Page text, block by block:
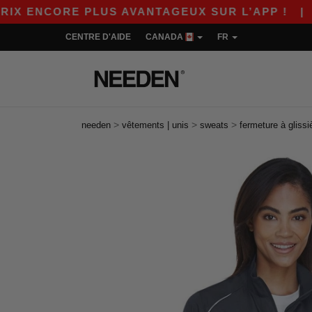
PLUS AVANTAGEUX SUR L’APP !|
CENTRE D'AIDE CANADA FR
needen > vêtements | unis > sweats > fermeture à